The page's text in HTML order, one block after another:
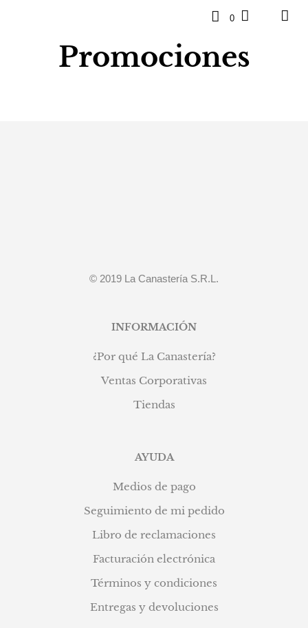
0
Promociones
© 2019 La Canastería S.R.L.
INFORMACIÓN
¿Por qué La Canastería?
Ventas Corporativas
Tiendas
AYUDA
Medios de pago
Seguimiento de mi pedido
Libro de reclamaciones
Facturación electrónica
Términos y condiciones
Entregas y devoluciones